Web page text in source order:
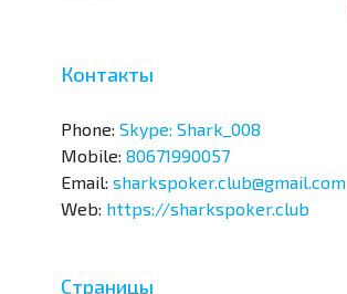
Контакты
Phone: Skype: Shark_008
Mobile: 80671990057
Email: sharkspoker.club@gmail.com
Web: https://sharkspoker.club
Страницы